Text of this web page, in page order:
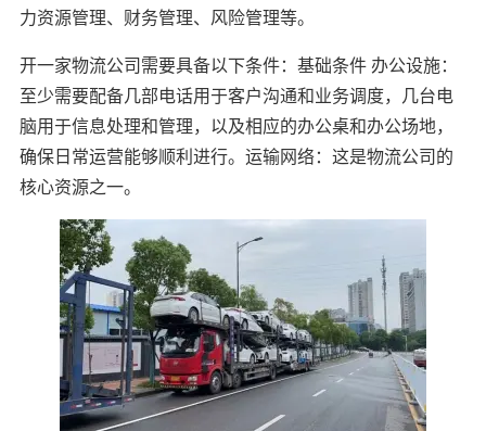
力资源管理、财务管理、风险管理等。
开一家物流公司需要具备以下条件：基础条件 办公设施：
至少需要配备几部电话用于客户沟通和业务调度，几台电
脑用于信息处理和管理，以及相应的办公桌和办公场地，
确保日常运营能够顺利进行。运输网络：这是物流公司的
核心资源之一。